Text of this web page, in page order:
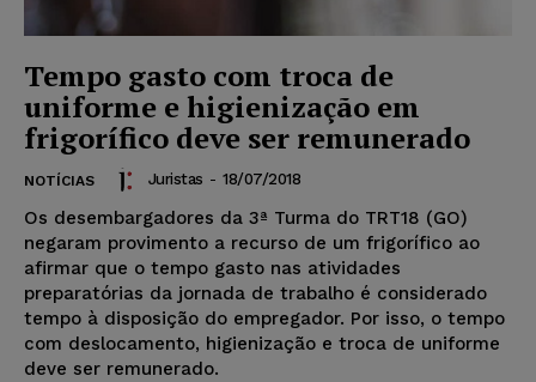
Tempo gasto com troca de
uniforme e higienização em
frigorífico deve ser remunerado
NOTÍCIAS Juristas - 18/07/2018
Os desembargadores da 3ª Turma do TRT18 (GO)
negaram provimento a recurso de um frigorífico ao
afirmar que o tempo gasto nas atividades
preparatórias da jornada de trabalho é considerado
tempo à disposição do empregador. Por isso, o tempo
com deslocamento, higienização e troca de uniforme
deve ser remunerado.